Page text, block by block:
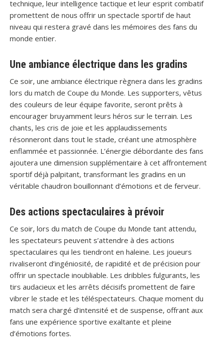
technique, leur intelligence tactique et leur esprit combatif
promettent de nous offrir un spectacle sportif de haut
niveau qui restera gravé dans les mémoires des fans du
monde entier.
Une ambiance électrique dans les gradins
Ce soir, une ambiance électrique règnera dans les gradins
lors du match de Coupe du Monde. Les supporters, vêtus
des couleurs de leur équipe favorite, seront prêts à
encourager bruyamment leurs héros sur le terrain. Les
chants, les cris de joie et les applaudissements
résonneront dans tout le stade, créant une atmosphère
enflammée et passionnée. L’énergie débordante des fans
ajoutera une dimension supplémentaire à cet affrontement
sportif déjà palpitant, transformant les gradins en un
véritable chaudron bouillonnant d’émotions et de ferveur.
Des actions spectaculaires à prévoir
Ce soir, lors du match de Coupe du Monde tant attendu,
les spectateurs peuvent s’attendre à des actions
spectaculaires qui les tiendront en haleine. Les joueurs
rivaliseront d’ingéniosité, de rapidité et de précision pour
offrir un spectacle inoubliable. Les dribbles fulgurants, les
tirs audacieux et les arrêts décisifs promettent de faire
vibrer le stade et les téléspectateurs. Chaque moment du
match sera chargé d’intensité et de suspense, offrant aux
fans une expérience sportive exaltante et pleine
d’émotions fortes.